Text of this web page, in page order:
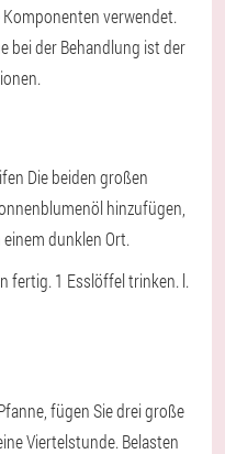
verwendet.
bei der Behandlung ist der
Die beiden großen
hinzufügen,
dunklen Ort.
fertig. 1 Esslöffel trinken. l.
fügen Sie drei große
Viertelstunde. Belasten